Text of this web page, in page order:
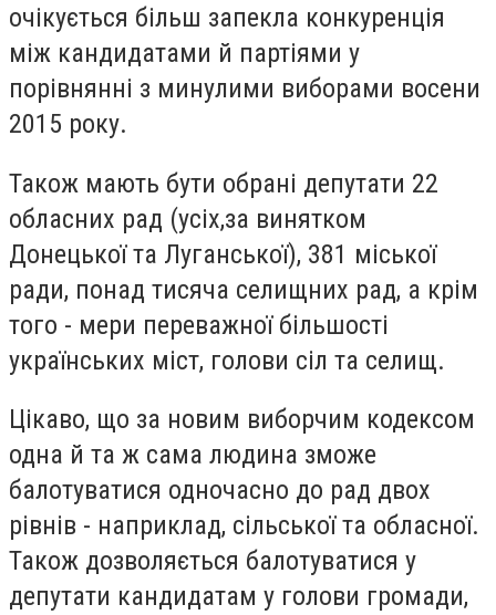
очікується більш запекла конкуренція
між кандидатами й партіями у
порівнянні з минулими виборами восени
2015 року.
Також мають бути обрані депутати 22
обласних рад (усіх,за винятком
Донецької та Луганської), 381 міської
ради, понад тисяча селищних рад, а крім
того - мери переважної більшості
українських міст, голови сіл та селищ.
Цікаво, що за новим виборчим кодексом
одна й та ж сама людина зможе
балотуватися одночасно до рад двох
рівнів - наприклад, сільської та обласної.
Також дозволяється балотуватися у
депутати кандидатам у голови громади,